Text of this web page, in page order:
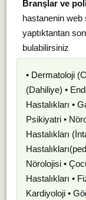
Branşlar ve
hastanenin
yaptıktantan
bulabilirsiniz
• Dermatoloji
(Dahiliye) •
Hastalıkları •
Psikiyatri •
Hastalıkları
Nörolojisi •
Hastalıkları •
Kardiyoloji •